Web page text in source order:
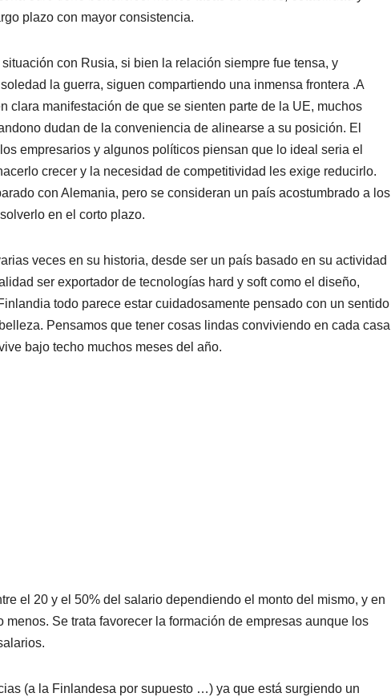
plazo con mayor consistencia.
con Rusia, si bien la relación siempre fue tensa, y
la guerra, siguen compartiendo una inmensa frontera .A
clara manifestación de que se sienten parte de la UE, muchos
dudan de la conveniencia de alinearse a su posición. El
empresarios y algunos políticos piensan que lo ideal seria el
crecer y la necesidad de competitividad les exige reducirlo.
con Alemania, pero se consideran un país acostumbrado a los
en el corto plazo.
veces en su historia, desde ser un país basado en su actividad
ser exportador de tecnologías hard y soft como el diseño,
todo parece estar cuidadosamente pensado con un sentido
Pensamos que tener cosas lindas conviviendo en cada casa
bajo techo muchos meses del año.
el 20 y el 50% del salario dependiendo el monto del mismo, y en
menos. Se trata favorecer la formación de empresas aunque los
(a la Finlandesa por supuesto …) ya que está surgiendo un